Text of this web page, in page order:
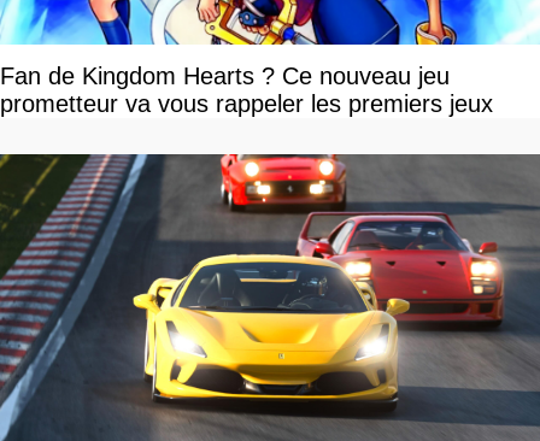
Fan de Kingdom Hearts ? Ce nouveau jeu
prometteur va vous rappeler les premiers jeux